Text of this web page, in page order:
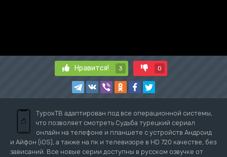
Нравится! 3 0
ТурокТВ адаптирован под все операционной системы,
что позволяет смотреть Судьба турецкий сериал
онлайн на телефоне и планшете с устройств Андроид
и Айфон (iOS), а также на пк и телевизоре в HD 720 качестве, без
зависаний. Все новые серии доступны в русском озвучке от